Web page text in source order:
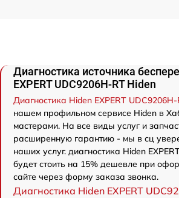
Диагностика источника
EXPERT UDC9206H-RT Hiden
Диагностика Hiden EXPERT
нашем профильном сервисе Hiden в
мастерами. На все виды услуг и
расширенную гарантию - мы в сц
наших услуг. диагностика Hiden
будет стоить на 15% дешевле при
сайте через форму заказа звонка.
Диагностика Hiden EXPERT